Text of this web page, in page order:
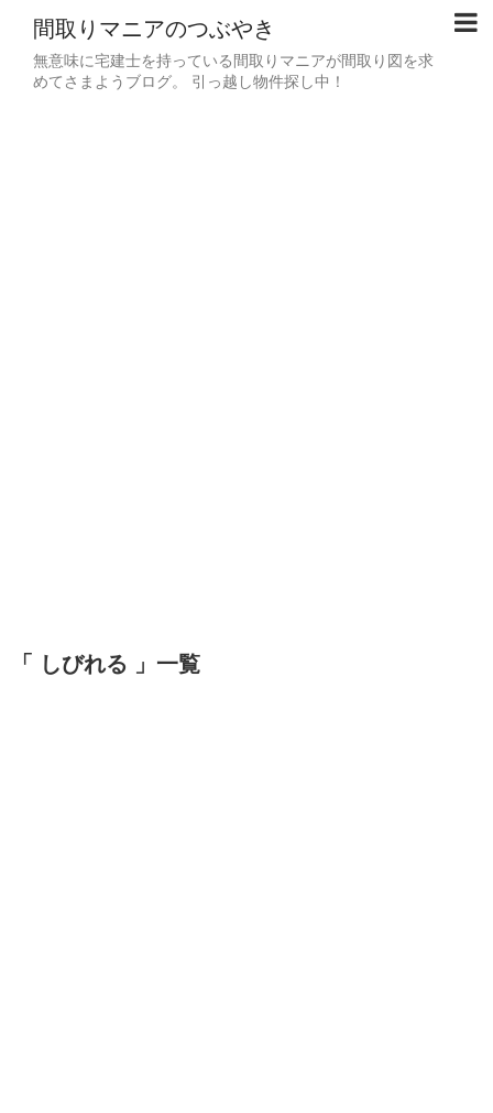
間取りマニアのつぶやき
無意味に宅建士を持っている間取りマニアが間取り図を求
めてさまようブログ。 引っ越し物件探し中！
「 しびれる 」一覧